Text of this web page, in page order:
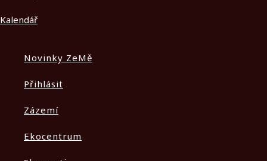
Kalendář
Novinky ZeMě
Přihlásit
Zázemí
Ekocentrum